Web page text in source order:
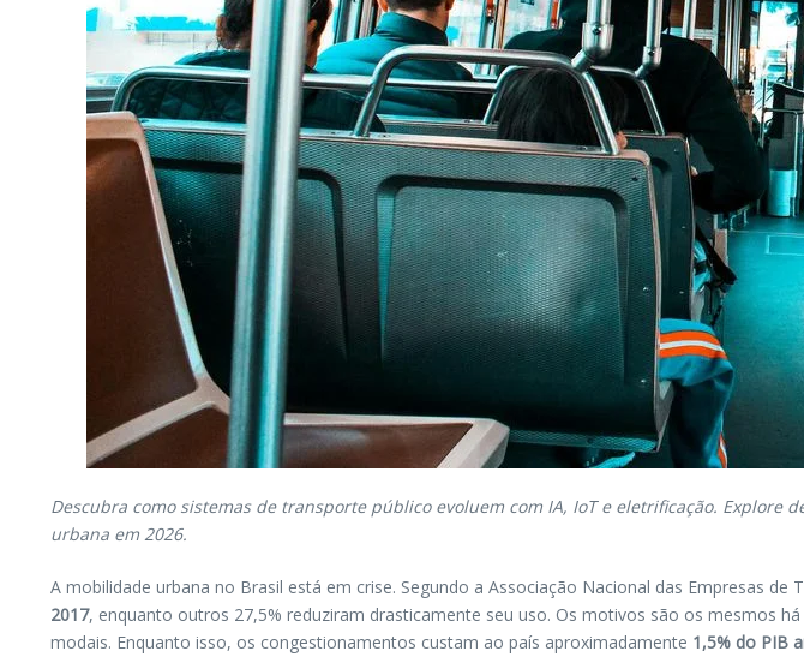
Descubra como sistemas de transporte público evoluem com IA, IoT e eletrificação.
urbana em 2026.
A mobilidade urbana no Brasil está em crise. Segundo a Associação Nacional das Empresas de
2017, enquanto outros 27,5% reduziram drasticamente seu uso. Os motivos são os mesmos
modais. Enquanto isso, os congestionamentos custam ao país aproximadamente 1,5% do PIB